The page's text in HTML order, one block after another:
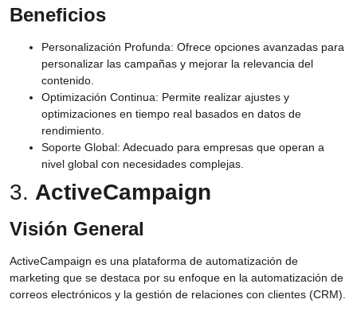
Beneficios
Personalización Profunda: Ofrece opciones avanzadas para
personalizar las campañas y mejorar la relevancia del
contenido.
Optimización Continua: Permite realizar ajustes y
optimizaciones en tiempo real basados en datos de
rendimiento.
Soporte Global: Adecuado para empresas que operan a
nivel global con necesidades complejas.
3. ActiveCampaign
Visión General
ActiveCampaign es una plataforma de automatización de
marketing que se destaca por su enfoque en la automatización de
correos electrónicos y la gestión de relaciones con clientes (CRM).